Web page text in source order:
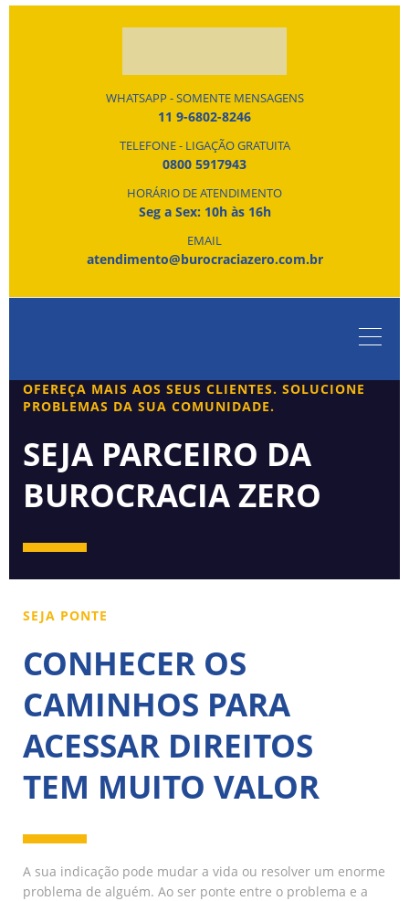
WHATSAPP - SOMENTE MENSAGENS
11 9-6802-8246
TELEFONE - LIGAÇÃO GRATUITA
0800 5917943
HORÁRIO DE ATENDIMENTO
Seg a Sex: 10h às 16h
EMAIL
atendimento@burocraciazero.com.br
OFEREÇA MAIS AOS SEUS CLIENTES. SOLUCIONE
PROBLEMAS DA SUA COMUNIDADE.
SEJA PARCEIRO DA
BUROCRACIA ZERO
SEJA PONTE
CONHECER OS
CAMINHOS PARA
ACESSAR DIREITOS
TEM MUITO VALOR
A sua indicação pode mudar a vida ou resolver um enorme
problema de alguém. Ao ser ponte entre o problema e a